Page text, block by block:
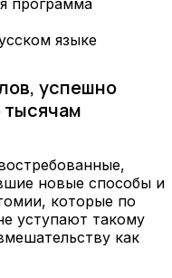
языке
успешно
новые способы и
которые по
уступают такому
как